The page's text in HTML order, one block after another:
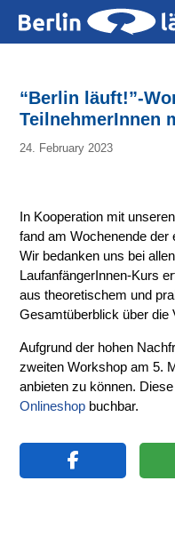
“Berlin läuft!”-
TeilnehmerInnen
24. February 2023
In Kooperation mit
fand am Wochenende der
Wir bedanken uns bei
LaufanfängerInnen-Kurs
aus theoretischem und
Gesamtüberblick über die
Aufgrund der hohen
zweiten Workshop am 5.
anbieten zu können.
Onlineshop buchbar.